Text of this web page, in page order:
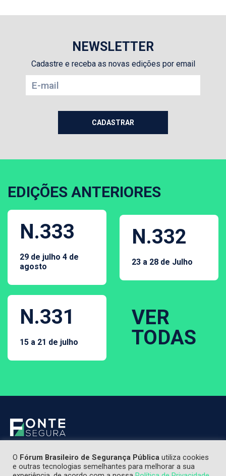
NEWSLETTER
Cadastre e receba as novas edições por email
EDIÇÕES ANTERIORES
N.333
29 de julho 4 de
agosto
N.332
23 a 28 de Julho
N.331
15 a 21 de julho
VER
TODAS
O Fórum Brasileiro de Segurança Pública utiliza cookies
e outras tecnologias semelhantes para melhorar a sua